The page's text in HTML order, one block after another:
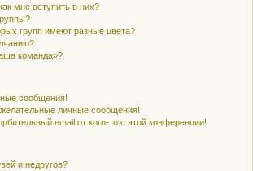
мне вступить в них?
групп имеют разные цвета?
команда»?
сообщения!
личные сообщения!
email от кого-то с этой конференции!
и недругов?